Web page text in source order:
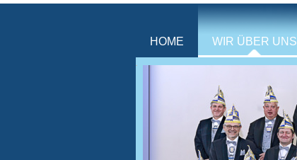
HOME WIR ÜBER UNS